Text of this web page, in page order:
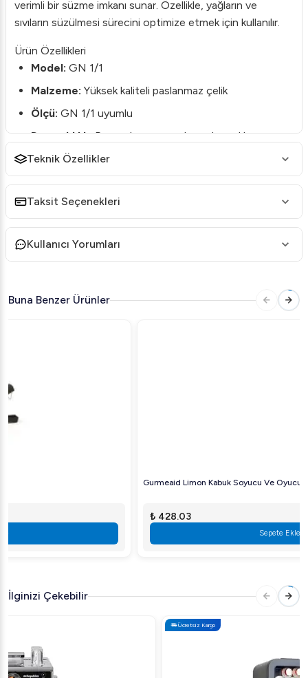
verimli bir süzme imkanı sunar. Özellikle, yağların ve
sıvıların süzülmesi sürecini optimize etmek için kullanılır.
Ürün Özellikleri
Model: GN 1/1
Malzeme: Yüksek kaliteli paslanmaz çelik
Ölçü: GN 1/1 uyumlu
Dayanıklılık:Pas ve korozyona karşı dayanıklı yapı
Kullanım Alanı:Endüstriyel mutfaklar, oteller,
restoranlar, catering firmaları
Kullanım Avantajları
Verimlilik:Hızlı ve etkili süzme işlemleri ile zamanı
verimli kullanın.
Hijyenik Tasarım:Kolay temizlenebilir yüzeyler ile
Uzun Ömür:Üstün malzeme kalitesi sayesinde uzun
Teknik Özellikler
Taksit Seçenekleri
Kullanıcı Yorumları
Buna Benzer Ürünler
Gurmeaid Limon Kabuk Soyucu Ve Oyucu
İlginizi Çekebilir